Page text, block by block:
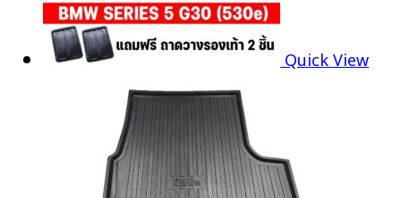
Quick View